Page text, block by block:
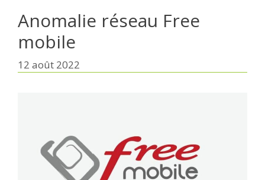
Anomalie réseau Free
mobile
12 août 2022